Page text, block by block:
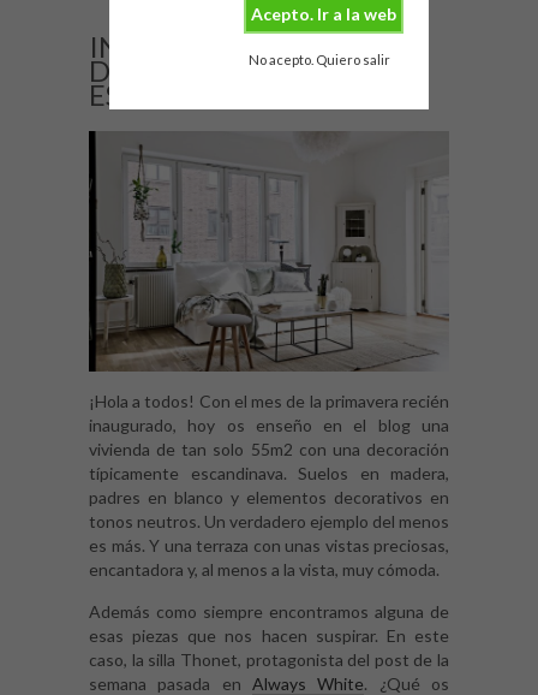
Acepto. Ir a la web
No acepto. Quiero salir
INSPIRING HOMES:
DECORACIÓN
ESCANDINAVA
¡Hola a todos! Con el mes de la primavera recién
inaugurado, hoy os enseño en el blog una
vivienda de tan solo 55m2 con una decoración
típicamente escandinava. Suelos en madera,
padres en blanco y elementos decorativos en
tonos neutros. Un verdadero ejemplo del menos
es más. Y una terraza con unas vistas preciosas,
encantadora y, al menos a la vista, muy cómoda.
Además como siempre encontramos alguna de
esas piezas que nos hacen suspirar. En este
caso, la silla Thonet, protagonista del post de la
semana pasada en Always White. ¿Qué os